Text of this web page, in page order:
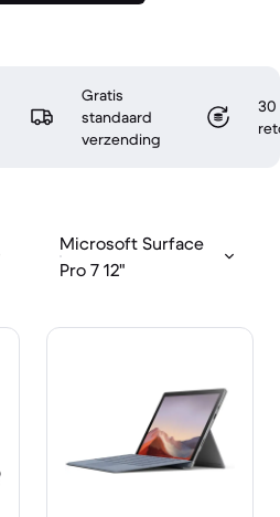
Gratis
standaard
verzending
30
Microsoft Surface
Pro 7 12"